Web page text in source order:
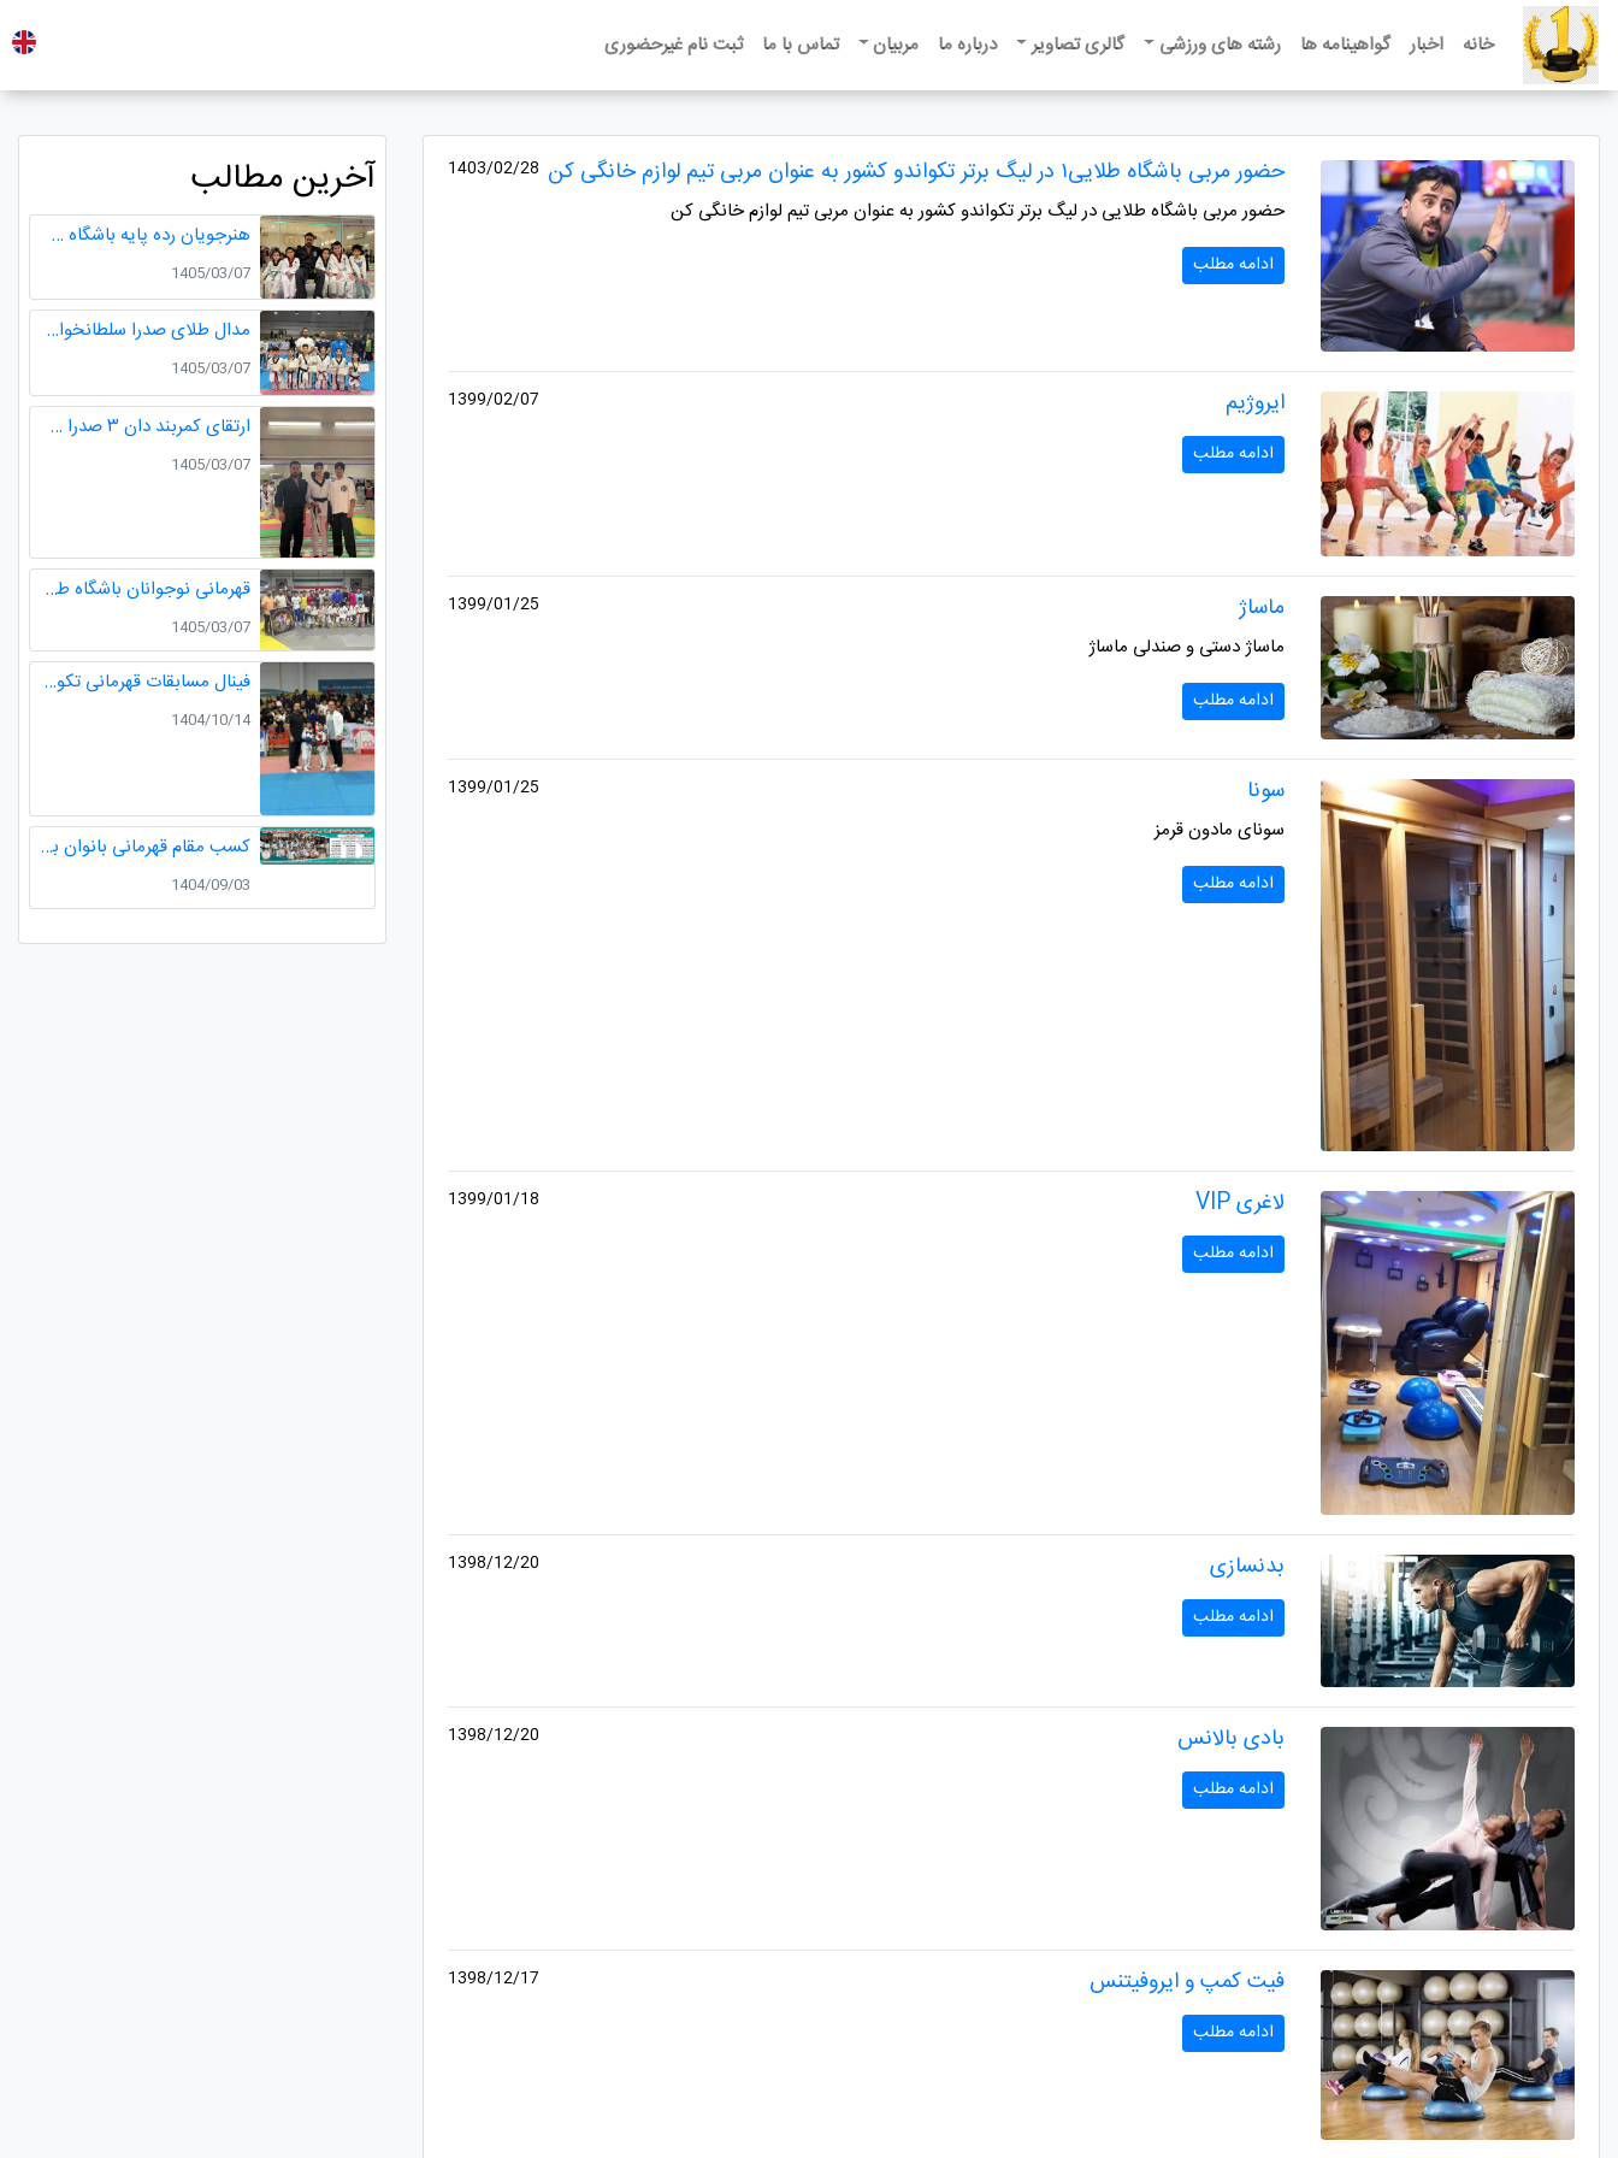
خانه اخبار گواهینامه ها رشته های ورزشی گالری تصاویر درباره ما مربیان تماس با ما ثبت نام غیرحضوری
حضور مربی باشگاه طلایی۱ در لیگ برتر تکواندو کشور به عنوان مربی تیم لوازم خانگی کن 1403/02/28
حضور مربی باشگاه طلایی در لیگ برتر تکواندو کشور به عنوان مربی تیم لوازم خانگی کن
ادامه مطلب
ایروژیم 1399/02/07
ادامه مطلب
ماساژ 1399/01/25
ماساژ دستی و صندلی ماساژ
ادامه مطلب
سونا 1399/01/25
سونای مادون قرمز
ادامه مطلب
لاغری VIP 1399/01/18
ادامه مطلب
بدنسازی 1398/12/20
ادامه مطلب
بادی بالانس 1398/12/20
ادامه مطلب
فیت کمپ و ایروفیتنس 1398/12/17
ادامه مطلب
آخرین مطالب
هنرجویان رده پایه باشگاه طلایی
1405/03/07
مدال طلای صدرا سلطانخواه و مدال نقره سامیار محمدی در مسابقات قهرمانی نونهالان استان گیلان
1405/03/07
ارتقای کمربند دان ۳ صدرا سلطانخواه قهرمان چندین دوره مسابقات استانی و کشوری در رده سنی خردسالان و نونهالان
1405/03/07
قهرمانی نوجوانان باشگاه طلایی در مسابقات قهرمانی نوجوانان تکواندو استان گیلان
1405/03/07
فینال مسابقات قهرمانی تکواندو لیگ خردسالان استان مدال طلا صدرا ظفری از باشگاه طلایی به مربیگری استاد عسکری مربی ارزنده باشگاه
1404/10/14
کسب مقام قهرمانی بانوان باشگاه طلایی در رقابت های کشوری کاراته
1404/09/03